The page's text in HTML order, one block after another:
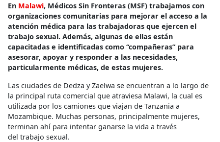
En Malawi, Médicos Sin Fronteras (MSF) trabajamos con
organizaciones comunitarias para mejorar el acceso a la
atención médica para las trabajadoras que ejercen el
trabajo sexual. Además, algunas de ellas están
capacitadas e identificadas como “compañeras” para
asesorar, apoyar y responder a las necesidades,
particularmente médicas, de estas mujeres.
Las ciudades de Dedza y Zaelwa se encuentran a lo largo de
la principal ruta comercial que atraviesa Malawi, la cual es
utilizada por los camiones que viajan de Tanzania a
Mozambique. Muchas personas, principalmente mujeres,
terminan ahí para intentar ganarse la vida a través
del trabajo sexual.